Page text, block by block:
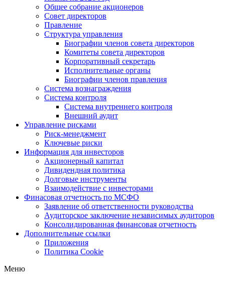
Общее собрание акционеров
Совет директоров
Правление
Структура управления
Биографии членов совета директоров
Комитеты совета директоров
Корпоративный секретарь
Исполнительные органы
Биографии членов правления
Система вознаграждения
Система контроля
Система внутреннего контроля
Внешний аудит
Управление рисками
Риск-менеджмент
Ключевые риски
Информация для инвесторов
Акционерный капитал
Дивидендная политика
Долговые инструменты
Взаимодействие с инвеcторами
Финасовая отчетность по МСФО
Заявление об ответственности руководства
Аудиторское заключение независимых аудиторов
Консолидированная финансовая отчетность
Дополнительные ссылки
Приложения
Политика Cookie
Меню